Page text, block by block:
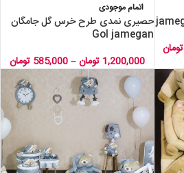
تومان
اتمام موجودی
حصیری نمدی طرح خرس گل جامگان
Gol jamegan
1,200,000 تومان–
585,000 تومان